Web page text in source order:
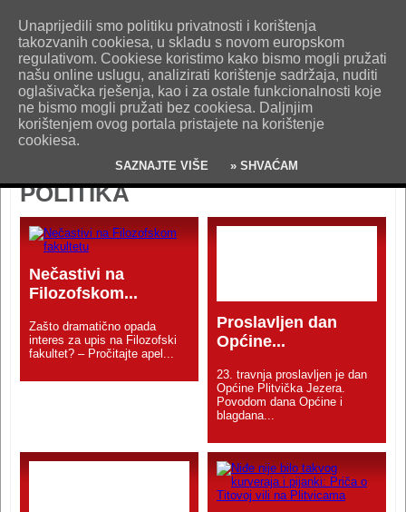
O nama Kontakt Oglašavanje Impresum
Uvjeti korištenja
Pošaljite nam vijest!
POLITIKA
Nečastivi na
Filozofskom...
Zašto dramatično opada
interes za upis na Filozofski
fakultet? – Pročitajte apel...
Proslavljen dan
Općine...
23. travnja proslavljen je dan
Općine Plitvička Jezera.
Povodom dana Općine i
blagdana...
Unaprijedili smo politiku privatnosti i korištenja
takozvanih cookiesa, u skladu s novom europskom
regulativom. Cookiese koristimo kako bismo mogli pružati
našu online uslugu, analizirati korištenje sadržaja, nuditi
oglašivačka rješenja, kao i za ostale funkcionalnosti koje
ne bismo mogli pružati bez cookiesa. Daljnjim
korištenjem ovog portala pristajete na korištenje
cookiesa.
SAZNAJTE VIŠE » SHVAĆAM